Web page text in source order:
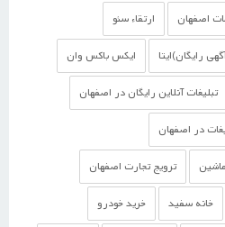
اصفهان ارتقاء سئو
رایگان)ایتا ایکس باکس وان
تبلیغات آنلاین رایگان در اصفهان
در اصفهان
ترویج تجارت اصفهان
خانه سفید خرید خودرو